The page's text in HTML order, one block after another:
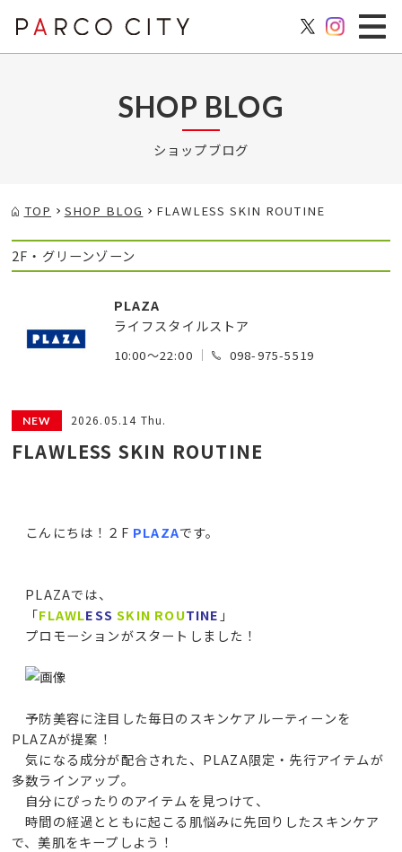
SHOP BLOG
ショップブログ
TOP SHOP BLOG FLAWLESS SKIN ROUTINE
2F・グリーンゾーン
PLAZA
ライフスタイルストア
10:00～22:00 098-975-5519
2026.05.14 Thu.
FLAWLESS SKIN ROUTINE
こんにちは！２F PLAZAです。
PLAZAでは、
「FLAWLESS SKIN ROUTINE 」
プロモーションがスタートしました！
予防美容に注目した毎日のスキンケアルーティーンを
PLAZAが提案！
気になる成分が配合された、PLAZA限定・先行アイテムが
多数ラインアップ。
自分にぴったりのアイテムを見つけて、
時間の経過とともに起こる肌悩みに先回りしたスキンケア
で、美肌をキープしよう！